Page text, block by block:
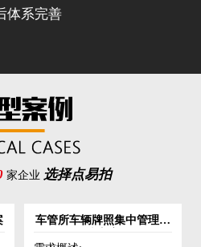
体系完善
家企业 选择点易拍
车管所车辆牌照集中管理解